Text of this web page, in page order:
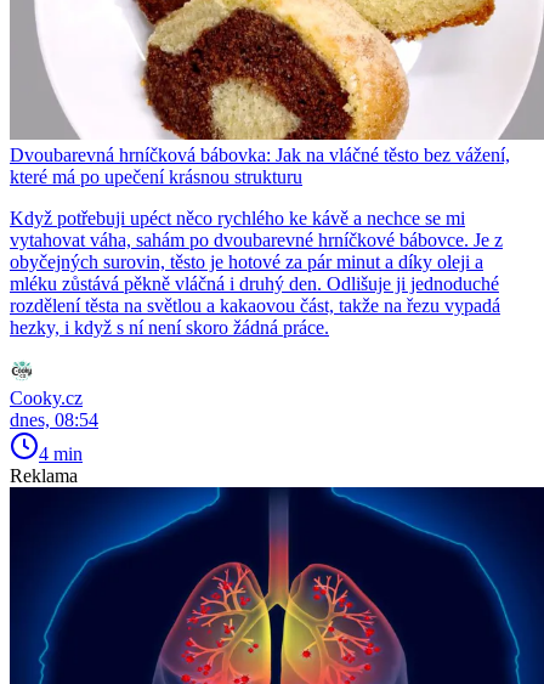
Dvoubarevná hrníčková bábovka: Jak na vláčné těsto bez vážení,
které má po upečení krásnou strukturu
Když potřebuji upéct něco rychlého ke kávě a nechce se mi
vytahovat váha, sahám po dvoubarevné hrníčkové bábovce. Je z
obyčejných surovin, těsto je hotové za pár minut a díky oleji a
mléku zůstává pěkně vláčná i druhý den. Odlišuje ji jednoduché
rozdělení těsta na světlou a kakaovou část, takže na řezu vypadá
hezky, i když s ní není skoro žádná práce.
Cooky.cz
dnes, 08:54
4 min
Reklama